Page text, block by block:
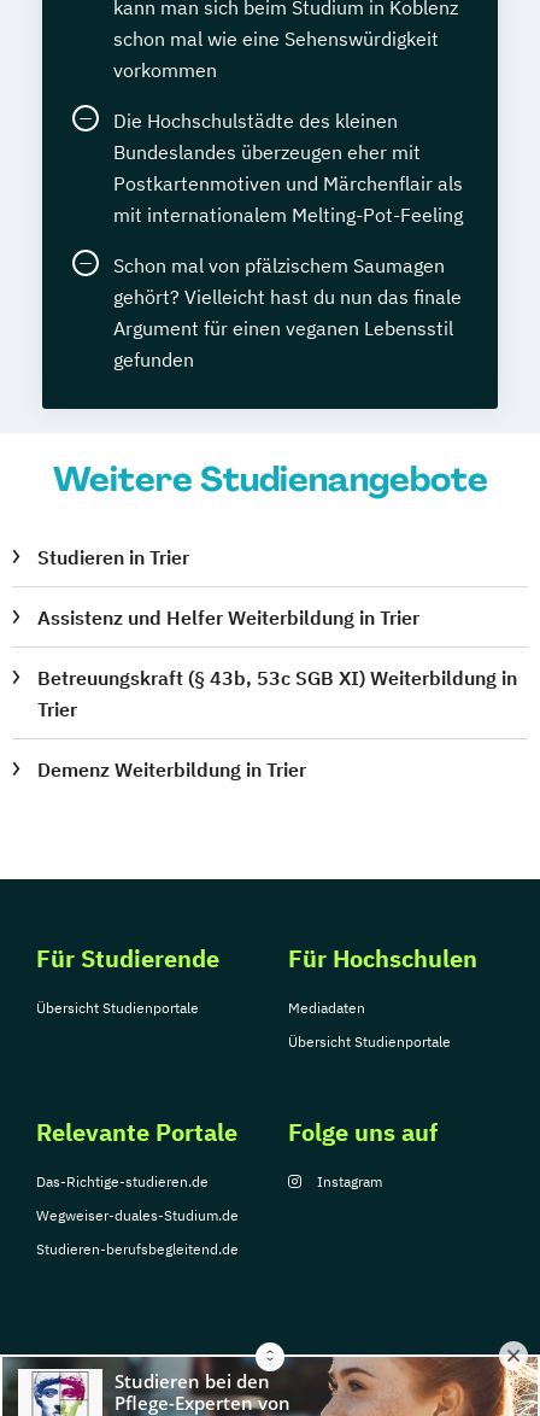
kann man sich beim Studium in Koblenz
schon mal wie eine Sehenswürdigkeit
vorkommen
Die Hochschulstädte des kleinen
Bundeslandes überzeugen eher mit
Postkartenmotiven und Märchenflair als
mit internationalem Melting-Pot-Feeling
Schon mal von pfälzischem Saumagen
gehört? Vielleicht hast du nun das finale
Argument für einen veganen Lebensstil
gefunden
Weitere Studienangebote
Studieren in Trier
Assistenz und Helfer Weiterbildung in Trier
Betreuungskraft (§ 43b, 53c SGB XI) Weiterbildung in
Trier
Demenz Weiterbildung in Trier
Für Studierende
Übersicht Studienportale
Für Hochschulen
Mediadaten
Übersicht Studienportale
Relevante Portale
Das-Richtige-studieren.de
Wegweiser-duales-Studium.de
Studieren-berufsbegleitend.de
Folge uns auf
Instagram
© Copyright 2026, TarGroup Media GmbH